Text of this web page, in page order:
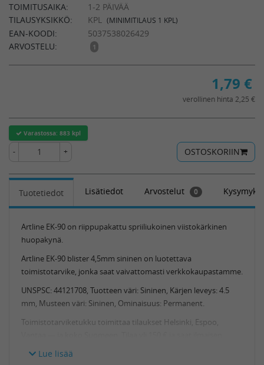
TOIMITUSAIKA:
1-2 PÄIVÄÄ
TILAUSYKSIKKÖ:
KPL (MINIMITILAUS 1 KPL)
EAN-KOODI:
5037538026429
ARVOSTELU:
1
1,79 €
verollinen hinta 2,25 €
Varastossa: 883 kpl
- + OSTOSKORIIN
Tuotetiedot Lisätiedot Arvostelut 0
Artline EK-90 on riippupakattu spriiliukoinen viistokärkinen
huopakynä.
Artline EK-90 blister 4,5mm sininen on luotettava
toimistotarvike, jonka saat vaivattomasti verkkokaupastamme.
UNSPSC: 44121708, Tuotteen väri: Sininen, Kärjen leveys: 4.5
mm, Musteen väri: Sininen, Ominaisuus: Permanent.
Toimistotarviketukku toimittaa tilaukset Helsinki, Espoo,
Lue lisää